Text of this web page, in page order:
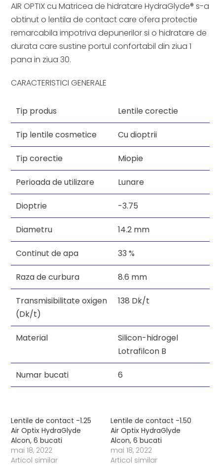
AIR OPTIX cu Matricea de hidratare HydraGlyde® s-a
obtinut o lentila de contact care ofera protectie
remarcabila impotriva depunerilor si o hidratare de
durata care sustine portul confortabil din ziua 1
pana in ziua 30.
CARACTERISTICI GENERALE
Tip produs Lentile corectie
Tip lentile cosmetice Cu dioptrii
Tip corectie Miopie
Perioada de utilizare Lunare
Dioptrie -3.75
Diametru 14.2 mm
Continut de apa 33 %
Raza de curbura 8.6 mm
Transmisibilitate oxigen
(Dk/t)
138 Dk/t
Material
Silicon-hidrogel
Lotrafilcon B
Numar bucati 6
Lentile de contact -1.25
Air Optix HydraGlyde
Alcon, 6 bucati
mai 18, 2022
Articol similar
Lentile de contact -1.50
Air Optix HydraGlyde
Alcon, 6 bucati
mai 18, 2022
Articol similar